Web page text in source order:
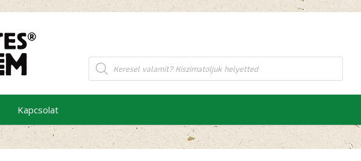
Products
search
Kapcsolat